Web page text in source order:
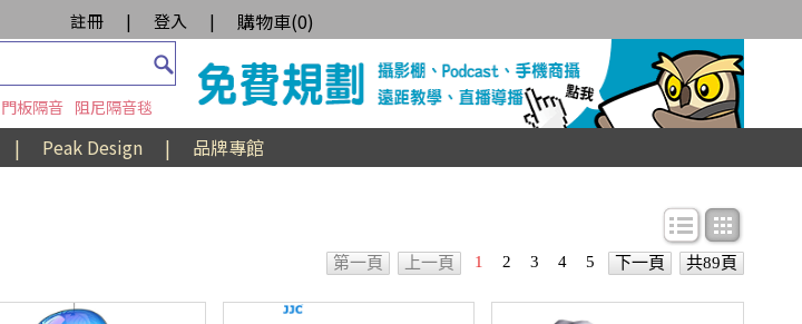
註冊 | 登入 | 購物車(0)
門板隔音 阻尼隔音毯
| Peak Design | 品牌專館
條目顯示
第一頁 上一頁 1 2 3 4 5 下一頁 共89頁